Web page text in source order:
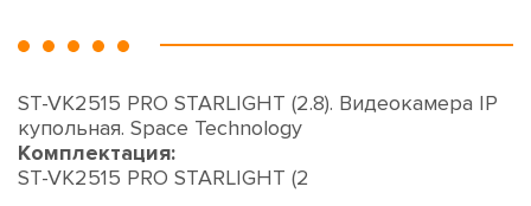
ST-VK2515 PRO STARLIGHT (2.8). Видеокамера IP
купольная. Space Technology
Комплектация:
ST-VK2515 PRO STARLIGHT (2